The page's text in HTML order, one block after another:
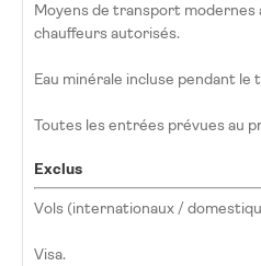
Moyens de transport modernes
chauffeurs autorisés.
Eau minérale incluse pendant le
Toutes les entrées prévues au
Exclus
Vols (internationaux /
Visa.